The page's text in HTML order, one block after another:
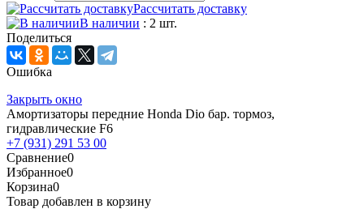
Рассчитать доставку
В наличии : 2 шт.
Поделиться
Ошибка
Закрыть окно
Амортизаторы передние Honda Dio бар. тормоз,
гидравлические F6
+7 (931) 291 53 00
Сравнение0
Избранное0
Корзина0
Товар добавлен в корзину